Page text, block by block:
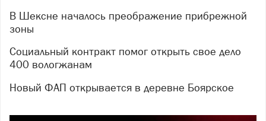
В Шексне началось преображение прибрежной
зоны
Социальный контракт помог открыть свое дело
400 вологжанам
Новый ФАП открывается в деревне Боярское